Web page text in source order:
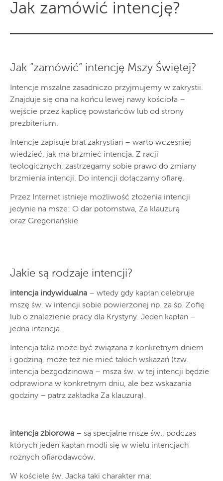
Jak zamówić intencję?
Jak “zamówić” intencję Mszy Świętej?
Intencje mszalne zasadniczo przyjmujemy w zakrystii.
Znajduje się ona na końcu lewej nawy kościoła –
wejście przez kaplicę powstańców lub od strony
prezbiterium.
Intencje zapisuje brat zakrystian – warto wcześniej
wiedzieć, jak ma brzmieć intencja. Z racji
teologicznych, zastrzegamy sobie prawo do zmiany
brzmienia intencji. Do intencji dołączamy ofiarę.
Przez Internet istnieje możliwość złożenia intencji
jedynie na msze: O dar potomstwa, Za klauzurą
oraz Gregoriańskie
Jakie są rodzaje intencji?
intencja indywidualna – wtedy gdy kapłan celebruje
mszę św. w intencji sobie powierzonej np. za śp. Zofię
lub o znalezienie pracy dla Krystyny. Jeden kapłan –
jedna intencja.
Intencja taka może być związana z konkretnym dniem
i godziną, może też nie mieć takich wskazań (tzw.
intencja bezgodzinowa – msza św. w tej intencji będzie
odprawiona w konkretnym dniu, ale bez wskazania
godziny – patrz zakładka Za klauzurą).
intencja zbiorowa – są specjalne msze św., podczas
których jeden kapłan modli się w wielu intencjach
rożnych ofiarodawców.
W kościele św. Jacka taki charakter ma: